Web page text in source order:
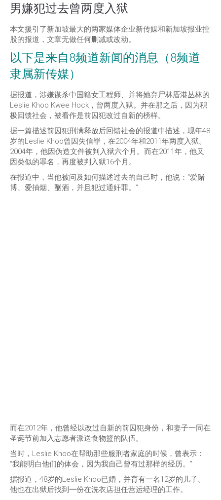
男嫌犯过去曾两度入狱
本文援引了新加坡最大的两家媒体企业新传媒和新加坡报业控
股的报道，文章无做任何删减或改动。
以下是来自8频道新闻的消息（8频道
隶属新传媒）
据报道，涉嫌谋杀中国籍女工程师、并将她弃尸林厝港丛林的
Leslie Khoo Kwee Hock，曾两度入狱。并在那之后，因为积
极回馈社会，被看作是前囚犯改过自新的榜样。
据一篇描述前囚犯刑满释放后回馈社会的报道中描述，现年48
岁的Leslie Khoo曾因失信罪，在2004年和2011年两度入狱。
2004年，他因伪造文件被判入狱六个月。而在2011年，他又
因类似的罪名，再度被判入狱16个月。
在报道中，当他被问及如何描述过去的自己时，他说：“爱赌
博、爱抽烟、酗酒，并且犯过通奸罪。”
而在2012年，他曾经以改过自新的前囚犯身份，和妻子一同在
圣诞节前加入志愿者派送食物篮的队伍。
当时，Leslie Khoo在帮助那些服刑者家庭的时候，曾表示：
“我能明白他们的体会，因为我自己曾有过那样的经历。”
据报道，48岁的Leslie Khoo已婚，并育有一名12岁的儿子。
他也在出狱后找到一份在洗衣店担任营运经理的工作。